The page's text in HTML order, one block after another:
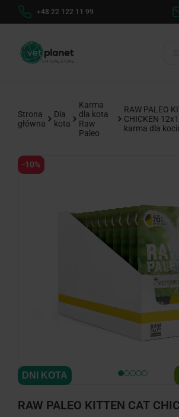
+48 22 122 11 99
Strona
główna
Dla
kota
Karma
dla kota
Raw
Paleo
RAW PALEO
CHICKEN
karma dla
-10%
DNI KOTA
RAW PALEO KITTEN CAT